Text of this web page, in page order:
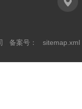
备案号： sitemap.xml